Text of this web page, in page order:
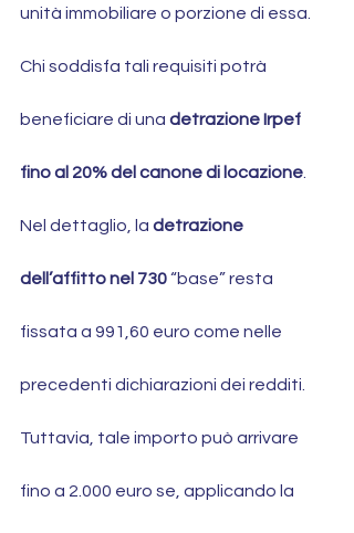
unità immobiliare o porzione di essa.
Chi soddisfa tali requisiti potrà
beneficiare di una detrazione Irpef
fino al 20% del canone di locazione
Nel dettaglio, la detrazione
dell’affitto nel 730 “base” resta
fissata a 991,60 euro come nelle
precedenti dichiarazioni dei redditi.
Tuttavia, tale importo può arrivare
fino a 2.000 euro se, applicando la